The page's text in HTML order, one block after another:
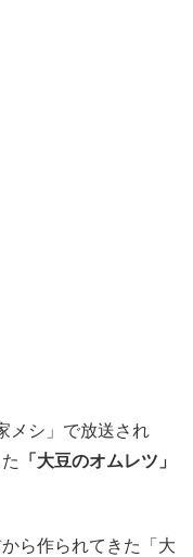
メシ」で放送され
「大豆のオムレツ」
ら作られてきた「大